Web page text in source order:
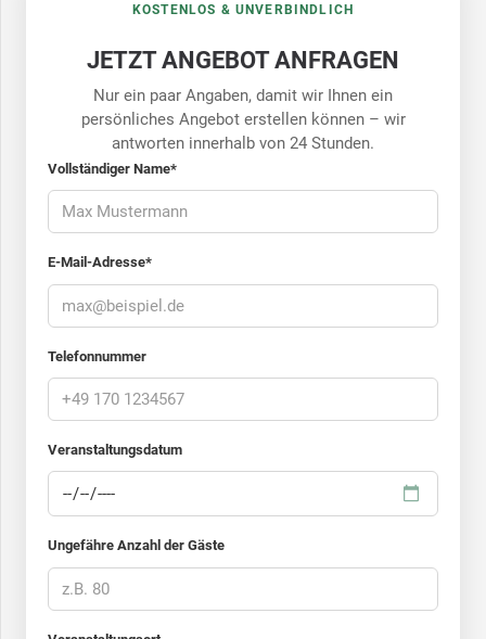
KOSTENLOS & UNVERBINDLICH
JETZT ANGEBOT ANFRAGEN
Nur ein paar Angaben, damit wir Ihnen ein
persönliches Angebot erstellen können – wir
antworten innerhalb von 24 Stunden.
Vollständiger Name*
E-Mail-Adresse*
Telefonnummer
Veranstaltungsdatum
Ungefähre Anzahl der Gäste